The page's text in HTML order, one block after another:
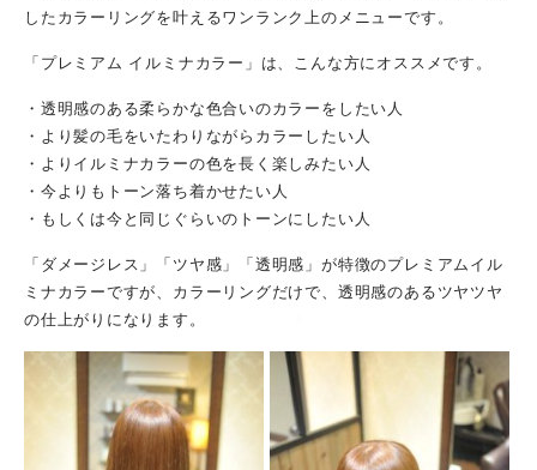
したカラーリングを叶えるワンランク上のメニューです。
「プレミアム イルミナカラー」は、こんな方にオススメです。
・透明感のある柔らかな色合いのカラーをしたい人
・より髪の毛をいたわりながらカラーしたい人
・よりイルミナカラーの色を長く楽しみたい人
・今よりもトーン落ち着かせたい人
・もしくは今と同じぐらいのトーンにしたい人
「ダメージレス」「ツヤ感」「透明感」が特徴のプレミアムイル
ミナカラーですが、カラーリングだけで、透明感のあるツヤツヤ
の仕上がりになります。